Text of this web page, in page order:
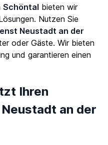
Schöntal bieten wir
Nutzen Sie
Neustadt an der
oder Gäste. Wir bieten
und garantieren einen
Ihren
an der